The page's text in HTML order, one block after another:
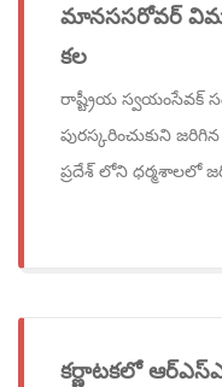
మానససరోవర్
కల
రాష్ట్రీయ స్వయంసేవక్
పురస్కరించుకుని
ప్రదేశ్ లోని ధర్మశాలలో
కర్ణాటకలో